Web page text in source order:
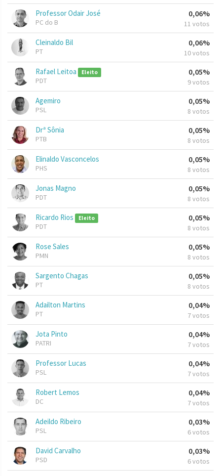
Professor Odair José
PC do B
0,06%
11 votos
Cleinaldo Bil
PT
0,06%
10 votos
Rafael Leitoa Eleito
PDT
0,05%
9 votos
Agemiro
PSL
0,05%
8 votos
Drª Sônia
PTB
0,05%
8 votos
Elinaldo Vasconcelos
PHS
0,05%
8 votos
Jonas Magno
PDT
0,05%
8 votos
Ricardo Rios Eleito
PDT
0,05%
8 votos
Rose Sales
PMN
0,05%
8 votos
Sargento Chagas
PT
0,05%
8 votos
Adailton Martins
PT
0,04%
7 votos
Jota Pinto
PATRI
0,04%
7 votos
Professor Lucas
PSL
0,04%
7 votos
Robert Lemos
DC
0,04%
7 votos
Adeildo Ribeiro
PSL
0,03%
6 votos
David Carvalho
PSD
0,03%
6 votos